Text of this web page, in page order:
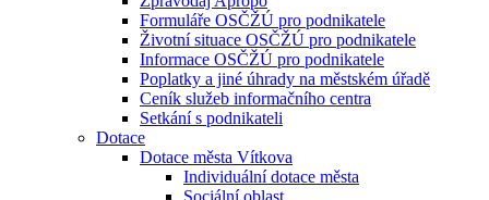
Formuláře OSČŽÚ pro podnikatele
Životní situace OSČŽÚ pro podnikatele
Informace OSČŽÚ pro podnikatele
Poplatky a jiné úhrady na městském úřadě
Ceník služeb informačního centra
Setkání s podnikateli
Dotace
Dotace města Vítkova
Individuální dotace města
Sociální oblast